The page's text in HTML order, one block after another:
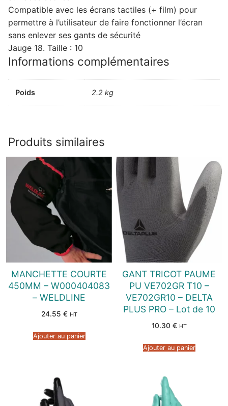
Compatible avec les écrans tactiles (+ film) pour
permettre à l’utilisateur de faire fonctionner l’écran
sans enlever ses gants de sécurité
Jauge 18. Taille : 10
Informations complémentaires
Poids 2.2 kg
Produits similaires
MANCHETTE COURTE
450MM – W000404083
– WELDLINE
24.55 € HT
Ajouter au panier
GANT TRICOT PAUME
PU VE702GR T10 –
VE702GR10 – DELTA
PLUS PRO – Lot de 10
10.30 € HT
Ajouter au panier